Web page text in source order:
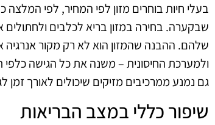
בעלי חיות בוחרים מזון לפי המחיר, לפי
שבקערה. בחירה במזון בריא לכלבים
שלהם. ההבנה שהמזון הוא לא רק מקור אנרגיה
ולמערכת החיסונית – משנה את כל הגישה כלפי
גם נמנע ממרכיבים מזיקים שיכולים לאורך זמן
שיפור כללי במצב הבריאות